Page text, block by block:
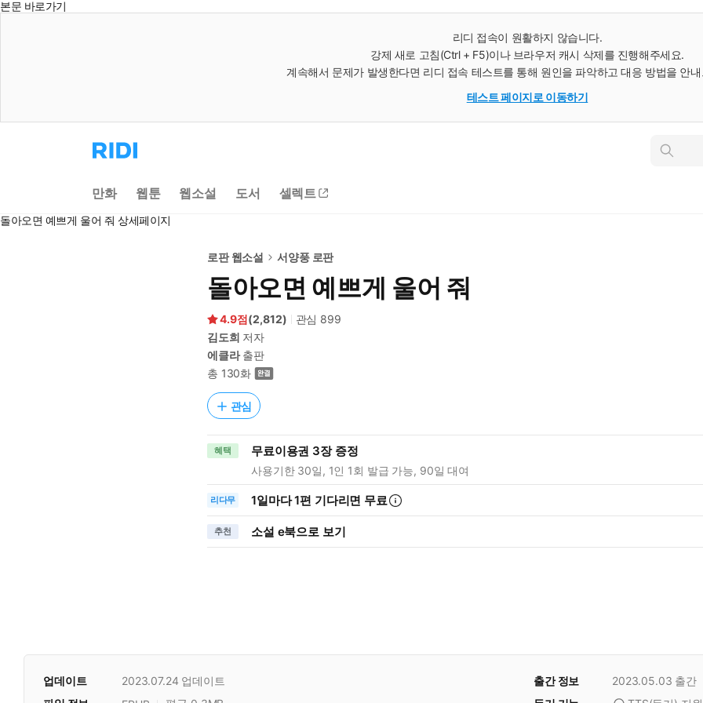
본문 바로가기
리디 접속이 원활하지 않습니다.
강제 새로 고침(Ctrl + F5)이나 브라우저 캐시 삭제를 진행해주세요.
계속해서 문제가 발생한다면 리디 접속 테스트를 통해 원인을 파악하고 대응 방법을 안
테스트 페이지로 이동하기
리
디
으
로
동
인
만화 웹툰 웹소설 도서 셀렉트
돌아오면 예쁘게 울어 줘 상세페이지
로판 웹소설 서양풍 로판
돌아오면 예쁘게 울어 줘
4.9 (2,812) 관심 899
김도희 저자
에클라출판
총 130화
관심
혜택 무료이용권 3장 증정
사용기한 30일, 1인 1회 발급 가능, 90일 대여
리다무 1일마다1편 기다리면 무료
추천 소설 e북으로 보기
업데이트 2023.07.24 업데이트 출간 정보 2023.05.03 출간